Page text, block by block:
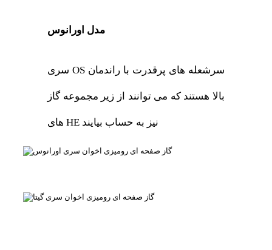
مدل اورانوس
سری OS سرشعله های پرقدرت با راندمان
بالا هستند که می توانند از زیر مجموعه گاز
های HE نیز به حساب بیایند